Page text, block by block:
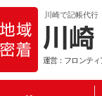
川崎で記帳代
運営：フロンテ